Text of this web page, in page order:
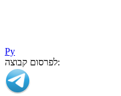
Ру
לפרסום קבוצה: